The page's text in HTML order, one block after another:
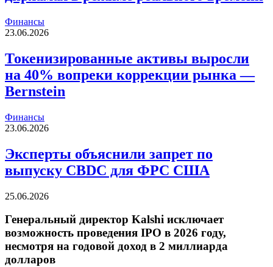
Финансы
23.06.2026
Токенизированные активы выросли
на 40% вопреки коррекции рынка —
Bernstein
Финансы
23.06.2026
Эксперты объяснили запрет по
выпуску CBDC для ФРС США
25.06.2026
Генеральный директор Kalshi исключает
возможность проведения IPO в 2026 году,
несмотря на годовой доход в 2 миллиарда
долларов